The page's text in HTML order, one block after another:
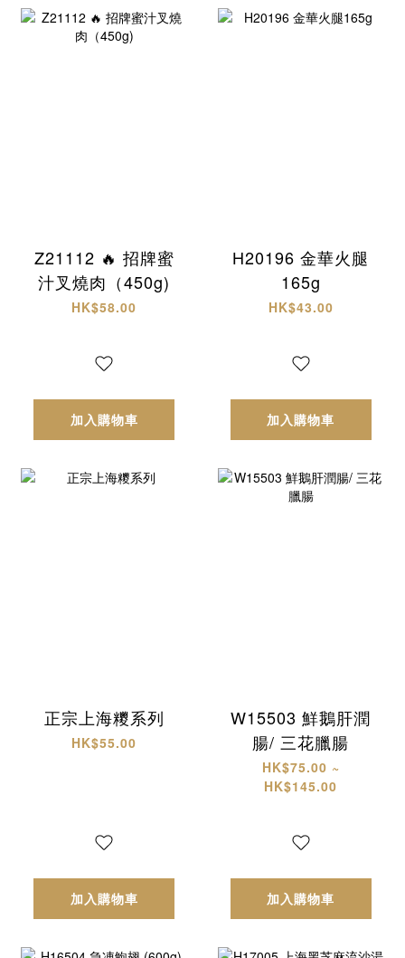
Z21112 🔥 招牌蜜
汁叉燒肉（450g)
HK$58.00
加入購物車
H20196 金華火腿
165g
HK$43.00
加入購物車
正宗上海糭系列
HK$55.00
加入購物車
W15503 鮮鵝肝潤
腸/ 三花臘腸
HK$75.00 ~
HK$145.00
加入購物車